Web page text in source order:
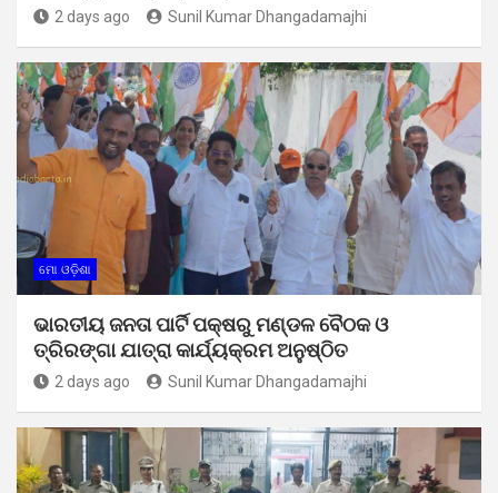
2 days ago Sunil Kumar Dhangadamajhi
ମୋ ଓଡ଼ିଶା
ଭାରତୀୟ ଜନତା ପାର୍ଟି ପକ୍ଷରୁ ମଣ୍ଡଳ ବୈଠକ ଓ
ତ୍ରିରଙ୍ଗା ଯାତ୍ରା କାର୍ଯ୍ୟକ୍ରମ ଅନୁଷ୍ଠିତ
2 days ago Sunil Kumar Dhangadamajhi